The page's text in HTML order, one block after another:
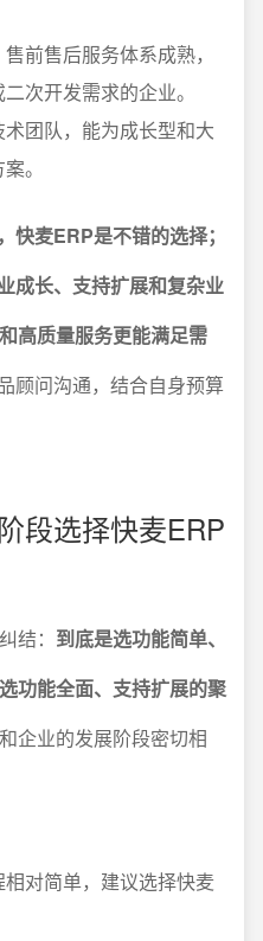
前售后服务体系成熟，
次开发需求的企业。
团队，能为成长型和大
。
快麦ERP是不错的选择；
成长、支持扩展和复杂业
高质量服务更能满足需
顾问沟通，结合自身预算
段选择快麦ERP
结： 到底是选功能简单、
功能全面、支持扩展的聚
企业的发展阶段密切相
对简单，建议选择快麦